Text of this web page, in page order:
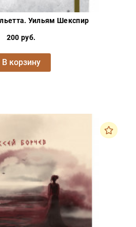
Уильям Шекспир
200 руб.
В корзину